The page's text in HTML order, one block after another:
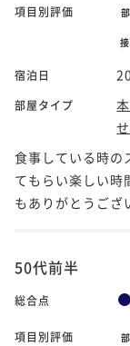
項目別評価
宿泊日
部屋タイプ
せ
食事している時の
てもらい楽しい時
もありがとうござ
50代前半
総合点
項目別評価